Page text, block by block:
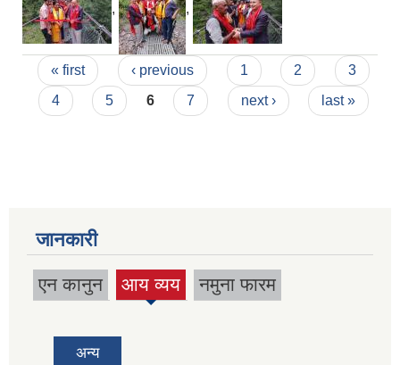
, ,
Pages
« first ‹ previous 1 2
3
4
5 6 7 next › last »
जानकारी
एन कानुन आय व्यय
(active
नमुना फारम
अन्य